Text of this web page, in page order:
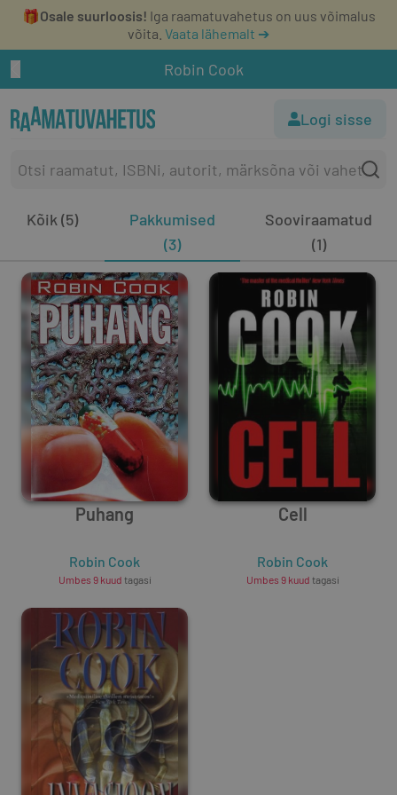
🎁Osale suurloosis! Iga raamatuvahetus on uus võimalus
võita. Vaata lähemalt ➔
Robin Cook
Logi sisse
Kõik (5)
Pakkumised
(3)
Sooviraamatud
(1)
Puhang
Robin Cook
Umbes 9 kuud tagasi
Cell
Robin Cook
Umbes 9 kuud tagasi